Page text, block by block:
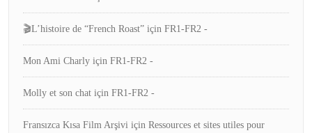
🎬L’histoire de “French Roast” için FR1-FR2 -
Mon Ami Charly için FR1-FR2 -
Molly et son chat için FR1-FR2 -
Fransızca Kısa Film Arşivi için Ressources et sites utiles pour